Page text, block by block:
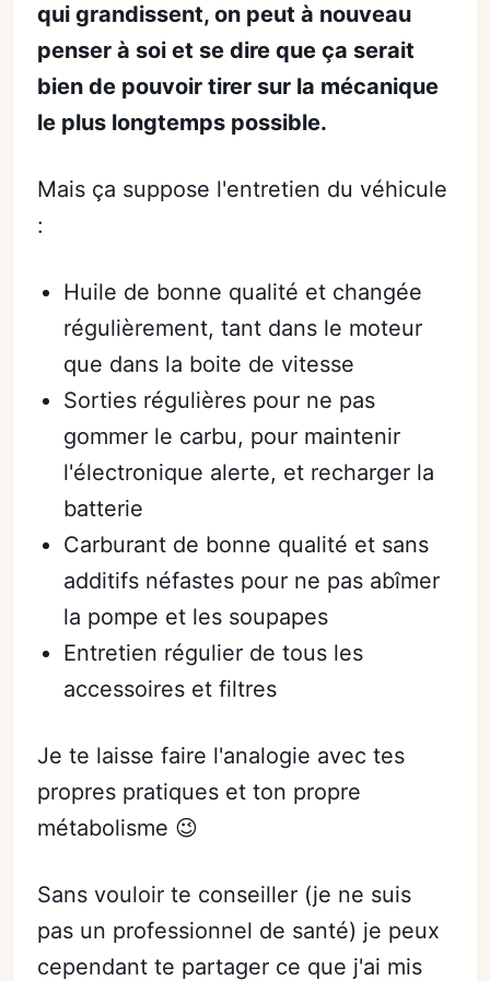
qui grandissent, on peut à nouveau
penser à soi et se dire que ça serait
bien de pouvoir tirer sur la mécanique
le plus longtemps possible.
Mais ça suppose l'entretien du véhicule
:
Huile de bonne qualité et changée
régulièrement, tant dans le moteur
que dans la boite de vitesse
Sorties régulières pour ne pas
gommer le carbu, pour maintenir
l'électronique alerte, et recharger la
batterie
Carburant de bonne qualité et sans
additifs néfastes pour ne pas abîmer
la pompe et les soupapes
Entretien régulier de tous les
accessoires et filtres
Je te laisse faire l'analogie avec tes
propres pratiques et ton propre
métabolisme 😉
Sans vouloir te conseiller (je ne suis
pas un professionnel de santé) je peux
cependant te partager ce que j'ai mis